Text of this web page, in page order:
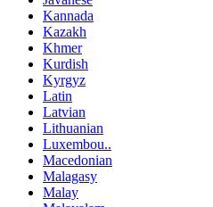
Kannada
Kazakh
Khmer
Kurdish
Kyrgyz
Latin
Latvian
Lithuanian
Luxembou..
Macedonian
Malagasy
Malay